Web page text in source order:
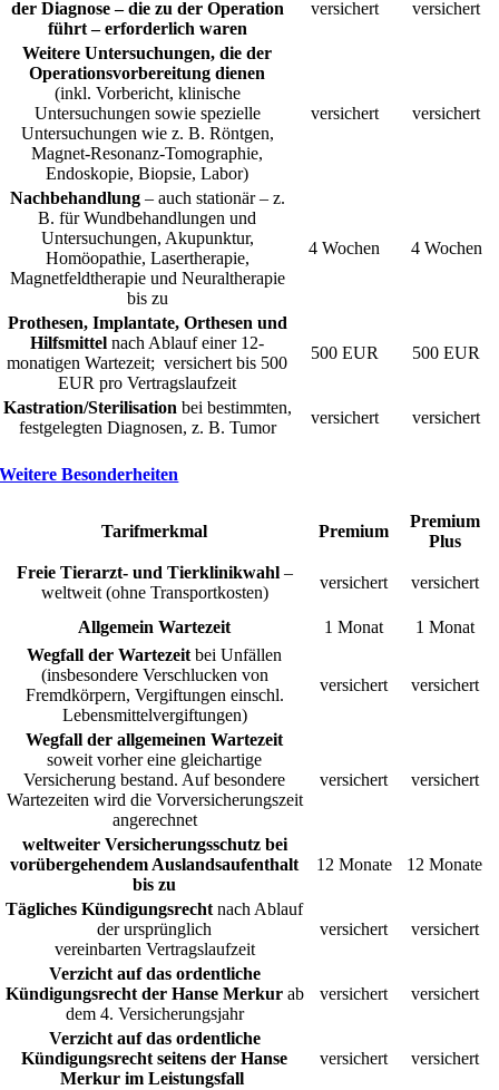
der Diagnose – die zu der Operation
führt – erforderlich waren
versichert versichert
Weitere Untersuchungen, die der
Operationsvorbereitung dienen
(inkl. Vorbericht, klinische
Untersuchungen sowie spezielle
Untersuchungen wie z. B. Röntgen,
Magnet-Resonanz-Tomographie,
Endoskopie, Biopsie, Labor)
versichert versichert
Nachbehandlung– auch stationär – z.
B. für Wundbehandlungen und
Untersuchungen, Akupunktur,
Homöopathie, Lasertherapie,
Magnetfeldtherapie und Neuraltherapie
bis zu
4 Wochen 4 Wochen
Prothesen, Implantate, Orthesen und
Hilfsmittelnach Ablauf einer 12-
monatigen Wartezeit; versichert bis 500
EUR pro Vertragslaufzeit
500 EUR 500 EUR
Kastration/Sterilisation bei bestimmten,
festgelegten Diagnosen, z. B. Tumor
versichert versichert
Weitere Besonderheiten
Tarifmerkmal Premium
Premium
Plus
Freie Tierarzt- und Tierklinikwahl–
weltweit (ohne Transportkosten)
versichert versichert
Allgemein Wartezeit 1 Monat
1 Monat
Wegfall der Wartezeitbei Unfällen
(insbesondere Verschlucken von
Fremdkörpern, Vergiftungen einschl.
Lebensmittelvergiftungen)
versichert versichert
Wegfall der allgemeinen Wartezeit
soweit vorher eine gleichartige
Versicherung bestand. Auf besondere
Wartezeiten wird die Vorversicherungszeit
angerechnet
versichert versichert
weltweiter Versicherungsschutz bei
vorübergehendem Auslandsaufenthalt
bis zu
12 Monate 12 Monate
Tägliches Kündigungsrechtnach Ablauf
der ursprünglich
vereinbarten Vertragslaufzeit
versichert versichert
Verzicht auf das ordentliche
Kündigungsrecht der Hanse Merkur ab
dem 4. Versicherungsjahr
versichert versichert
Verzicht auf das ordentliche
Kündigungsrecht seitens der Hanse
Merkur im Leistungsfall
versichert versichert